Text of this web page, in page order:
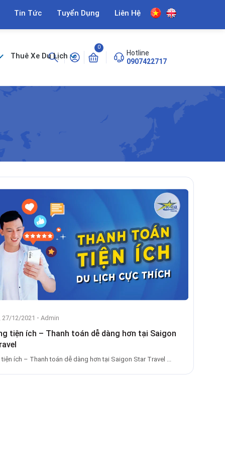
Tin Tức Tuyển Dụng Liên Hệ
Thuê Xe Du Lịch
0
Hotline
0907422717
27/12/2021 - Admin
tiện ích – Thanh toán dễ dàng hơn tại Saigon
tiện ích – Thanh toán dễ dàng hơn tại Saigon Star Travel ...